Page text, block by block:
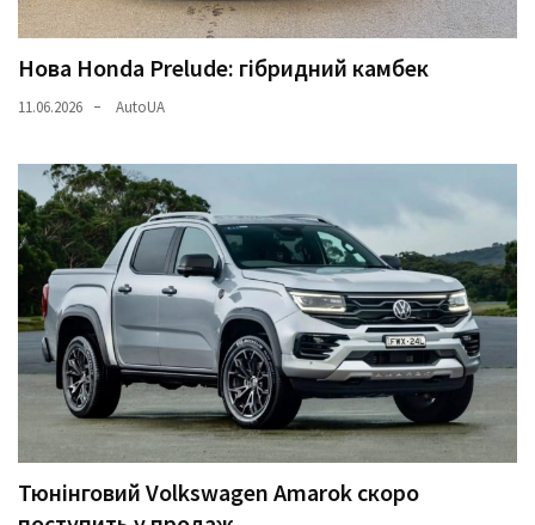
Нова Honda Prelude: гібридний камбек
11.06.2026 AutoUA
Тюнінговий Volkswagen Amarok скоро